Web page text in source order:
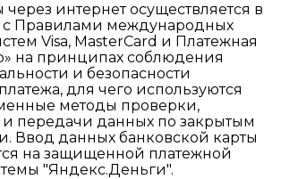
через интернет осуществляется в
с Правилами международных
Visa, MasterCard и Платежная
на принципах соблюдения
и безопасности
для чего используются
методы проверки,
передачи данных по закрытым
Ввод данных банковской карты
на защищенной платежной
"Яндекс.Деньги".